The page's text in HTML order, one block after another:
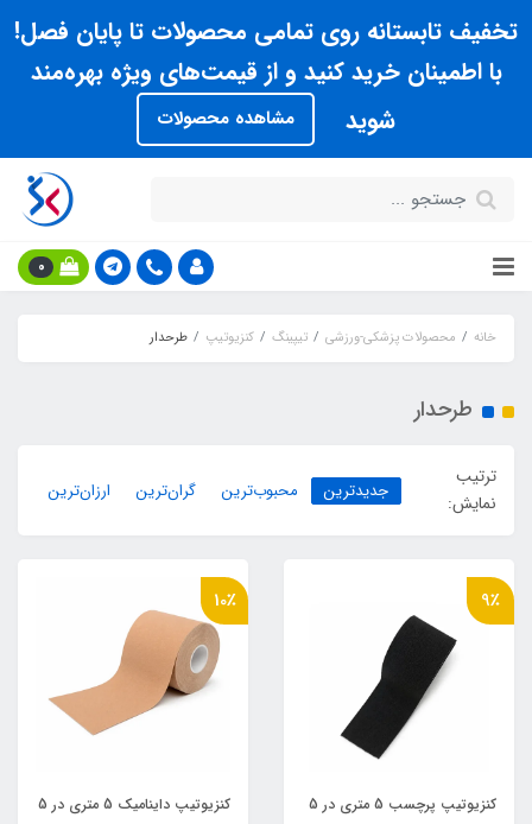
تخفیف تابستانه روی تمامی محصولات تا پایان فصل!
با اطمینان خرید کنید و از قیمت‌های ویژه بهره‌مند
شوید
مشاهده محصولات
0
خانه محصولات پزشکی-ورزشی تیپینگ کنزیوتیپ طرحدار
طرحدار
ترتیب
نمایش:
جدیدترین محبوب‌ترین گران‌ترین ارزان‌ترین
9٪
کنزیوتیپ پرچسب 5 متری در 5
10٪
کنزیوتیپ داینامیک 5 متری در 5